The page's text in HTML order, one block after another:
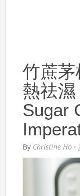
竹蔗
熱祛濕
Sugar
By Christine Ho ·